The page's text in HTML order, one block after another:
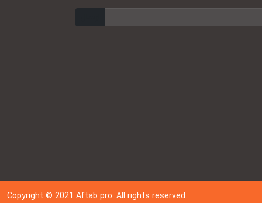
Copyright © 202 1Aftab pro. All rights reserved.